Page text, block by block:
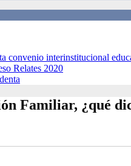
convenio interinstitucional
Relates 2020
Familiar, ¿qué